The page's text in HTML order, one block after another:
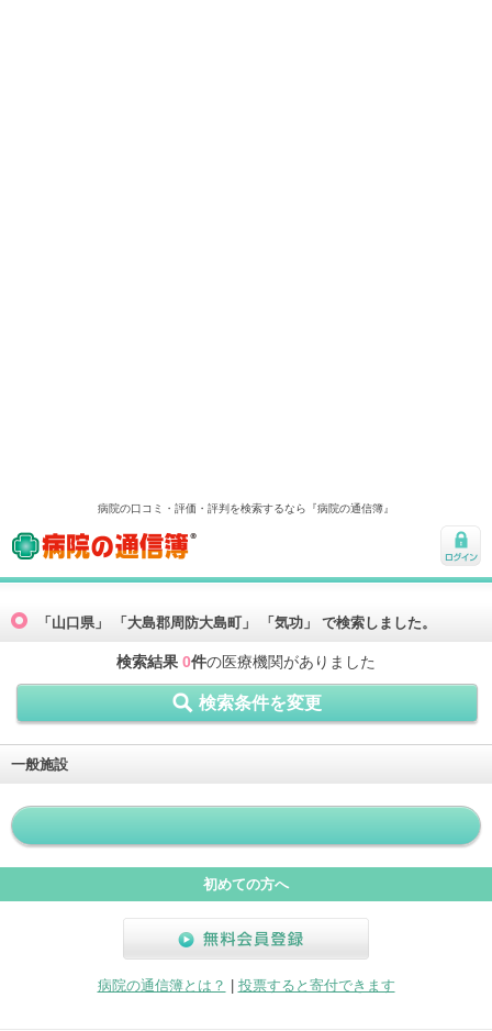
病院の口コミ・評価・評判を検索するなら『病院の通信簿』
病院の通信簿
ログ
「山口県」 「大島郡周防大島町」 「気功」 で検索しました。
検索結果 0件の医療機関がありました
検索条件を変更
一般施設
初めての方へ
病院の通信簿とは？
投票すると寄付できます